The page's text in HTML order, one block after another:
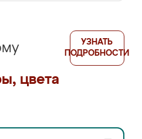
цвета
УЗНАТЬ
ПОДРОБНОСТИ